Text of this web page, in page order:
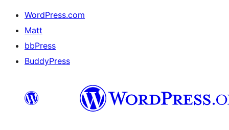
WordPress.com
Matt
bbPress
BuddyPress